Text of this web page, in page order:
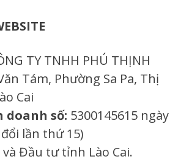
TY TNHH PHÚ THỊNH
Tám, Phường Sa Pa, Thị
Cai
doanh số: 5300145615 ngày
lần thứ 15)
và Đầu tư tỉnh Lào Cai.